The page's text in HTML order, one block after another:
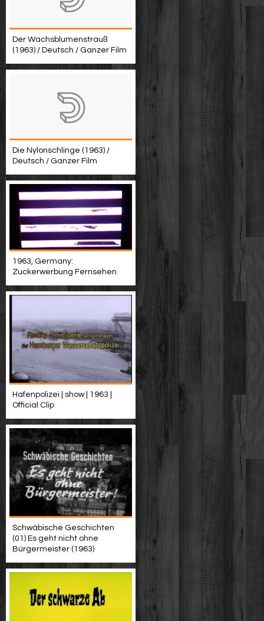
Der Wachsblumenstrauß
(1963) / Deutsch / Ganzer Film
Die Nylonschlinge (1963) /
Deutsch / Ganzer Film
1963, Germany:
Zuckerwerbung Fernsehen
Hafenpolizei | show | 1963 |
Official Clip
Schwäbische Geschichten
(01) Es geht nicht ohne
Bürgermeister (1963)